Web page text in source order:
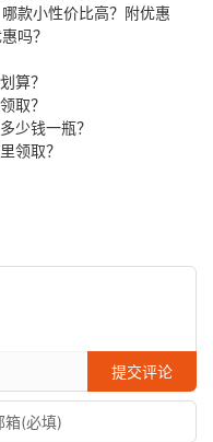
款小性价比高？附优惠
吗？
算？
取？
少钱一瓶？
领取？
提交评论